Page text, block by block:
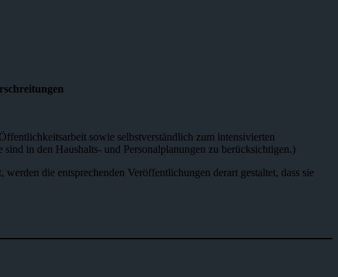
sowie selbstverständlich zum intensivierten
in den Haushalts- und Personalplanungen zu berücksichtigen.)
die entsprechenden Veröffentlichungen derart gestaltet, dass sie